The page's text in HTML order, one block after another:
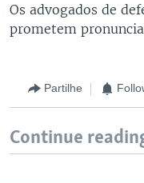
Os advogados de
prometem
Partilhe
Continue